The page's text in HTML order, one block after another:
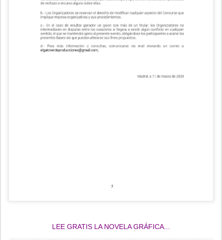
LEE GRATIS LA NOVELA GRÁFICA...